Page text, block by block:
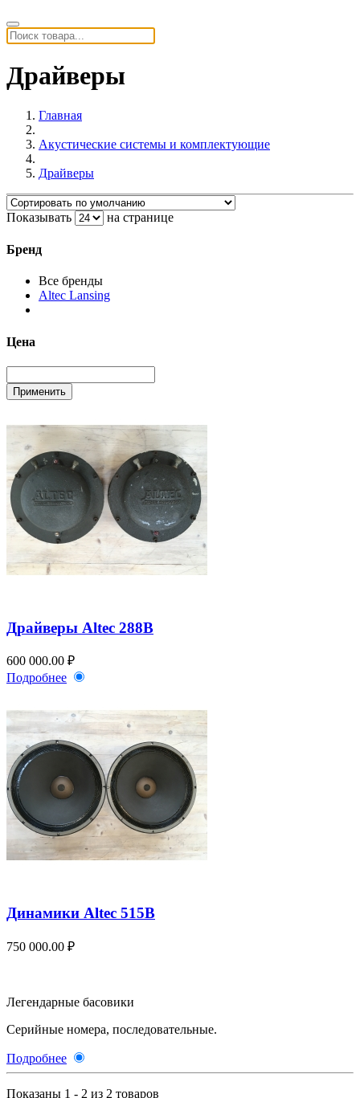
Драйверы
Главная
Акустические системы и комплектующие
Драйверы
Показывать на странице
Бренд
Все бренды
Altec Lansing
Цена
Драйверы Altec 288B
600 000.00 ₽
Подробнее
Динамики Altec 515B
750 000.00 ₽
Легендарные басовики
Серийные номера, последовательные.
Подробнее
Показаны 1 - 2 из 2 товаров